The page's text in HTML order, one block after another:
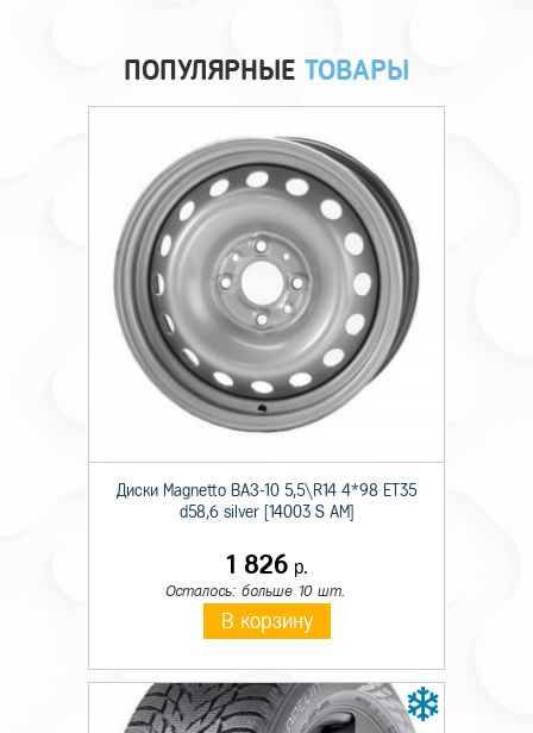
Технические характеристики
Происхождение Отеч.
Монтажный диаметр
Вылет 50
ПОПУЛЯРНЫЕ ТОВАРЫ
Диски Magnetto ВАЗ-10 5,5\R14 4*98 ET35
d58,6 silver [14003 S AM]
1 826р.
Осталось: больше 10 шт.
В корзину